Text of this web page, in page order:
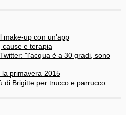
make-up con un'app
cause e terapia
"l'acqua è a 30 gradi, sono
primavera 2015
di Brigitte per trucco e parrucco